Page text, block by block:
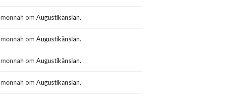
monnah omAugustikänslan.
monnah omAugustikänslan.
monnah omAugustikänslan.
monnah omAugustikänslan.